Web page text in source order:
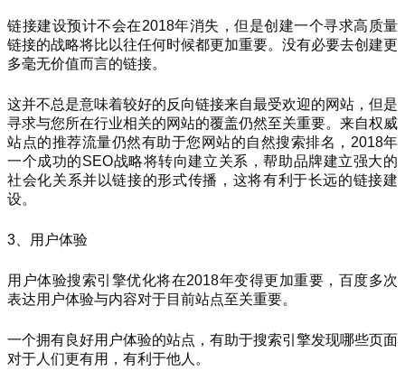
链接建设预计不会在2018年消失，但是创建一个寻求高质量
链接的战略将比以往任何时候都更加重要。没有必要去创建更
多毫无价值而言的链接。
这并不总是意味着较好的反向链接来自最受欢迎的网站，但是
寻求与您所在行业相关的网站的覆盖仍然至关重要。来自权威
站点的推荐流量仍然有助于您网站的自然搜索排名，2018年
一个成功的SEO战略将转向建立关系，帮助品牌建立强大的
社会化关系并以链接的形式传播，这将有利于长远的链接建
设。
3、用户体验
用户体验搜索引擎优化将在2018年变得更加重要，百度多次
表达用户体验与内容对于目前站点至关重要。
一个拥有良好用户体验的站点，有助于搜索引擎发现哪些页面
对于人们更有用，有利于他人。